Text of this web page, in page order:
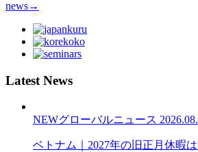
news→
Latest News
NEWグローバルニュース
ベトナム｜2027年の旧正月休暇